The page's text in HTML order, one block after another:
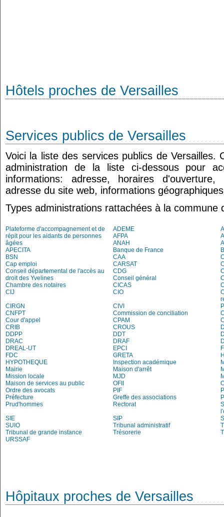
Hôtels proches de Versailles
Services publics de Versailles
Voici la liste des services publics de Versailles.
administration de la liste ci-dessous pour
informations: adresse, horaires
adresse du site web, informations
Types administrations rattachées à la commune
Plateforme d'accompagnement et de
répit pour les aidants de personnes
âgées
ADEME
AFPA
ANAH
APECITA
Banque de France
BSN
CAA
Cap emploi
CARSAT
Conseil départemental de l'accès au
droit des Yvelines
CDG
Conseil général
Chambre des notaires
CICAS
CIJ
CIO
CIRGN
CIVI
CNFPT
Commission de conciliation
Cour d'appel
CPAM
CRIB
CROUS
DDPP
DDT
DRAC
DRAF
DREAL-UT
EPCI
FDC
GRETA
HYPOTHEQUE
Inspection académique
Mairie
Maison d'arrêt
Mission locale
MJD
Maison de services au public
OFII
Ordre des avocats
PIF
Préfecture
Greffe des associations
Prud'hommes
Rectorat
SIE
SIP
SUIO
Tribunal administratif
Tribunal de grande instance
Trésorerie
URSSAF
Hôpitaux proches de Versailles